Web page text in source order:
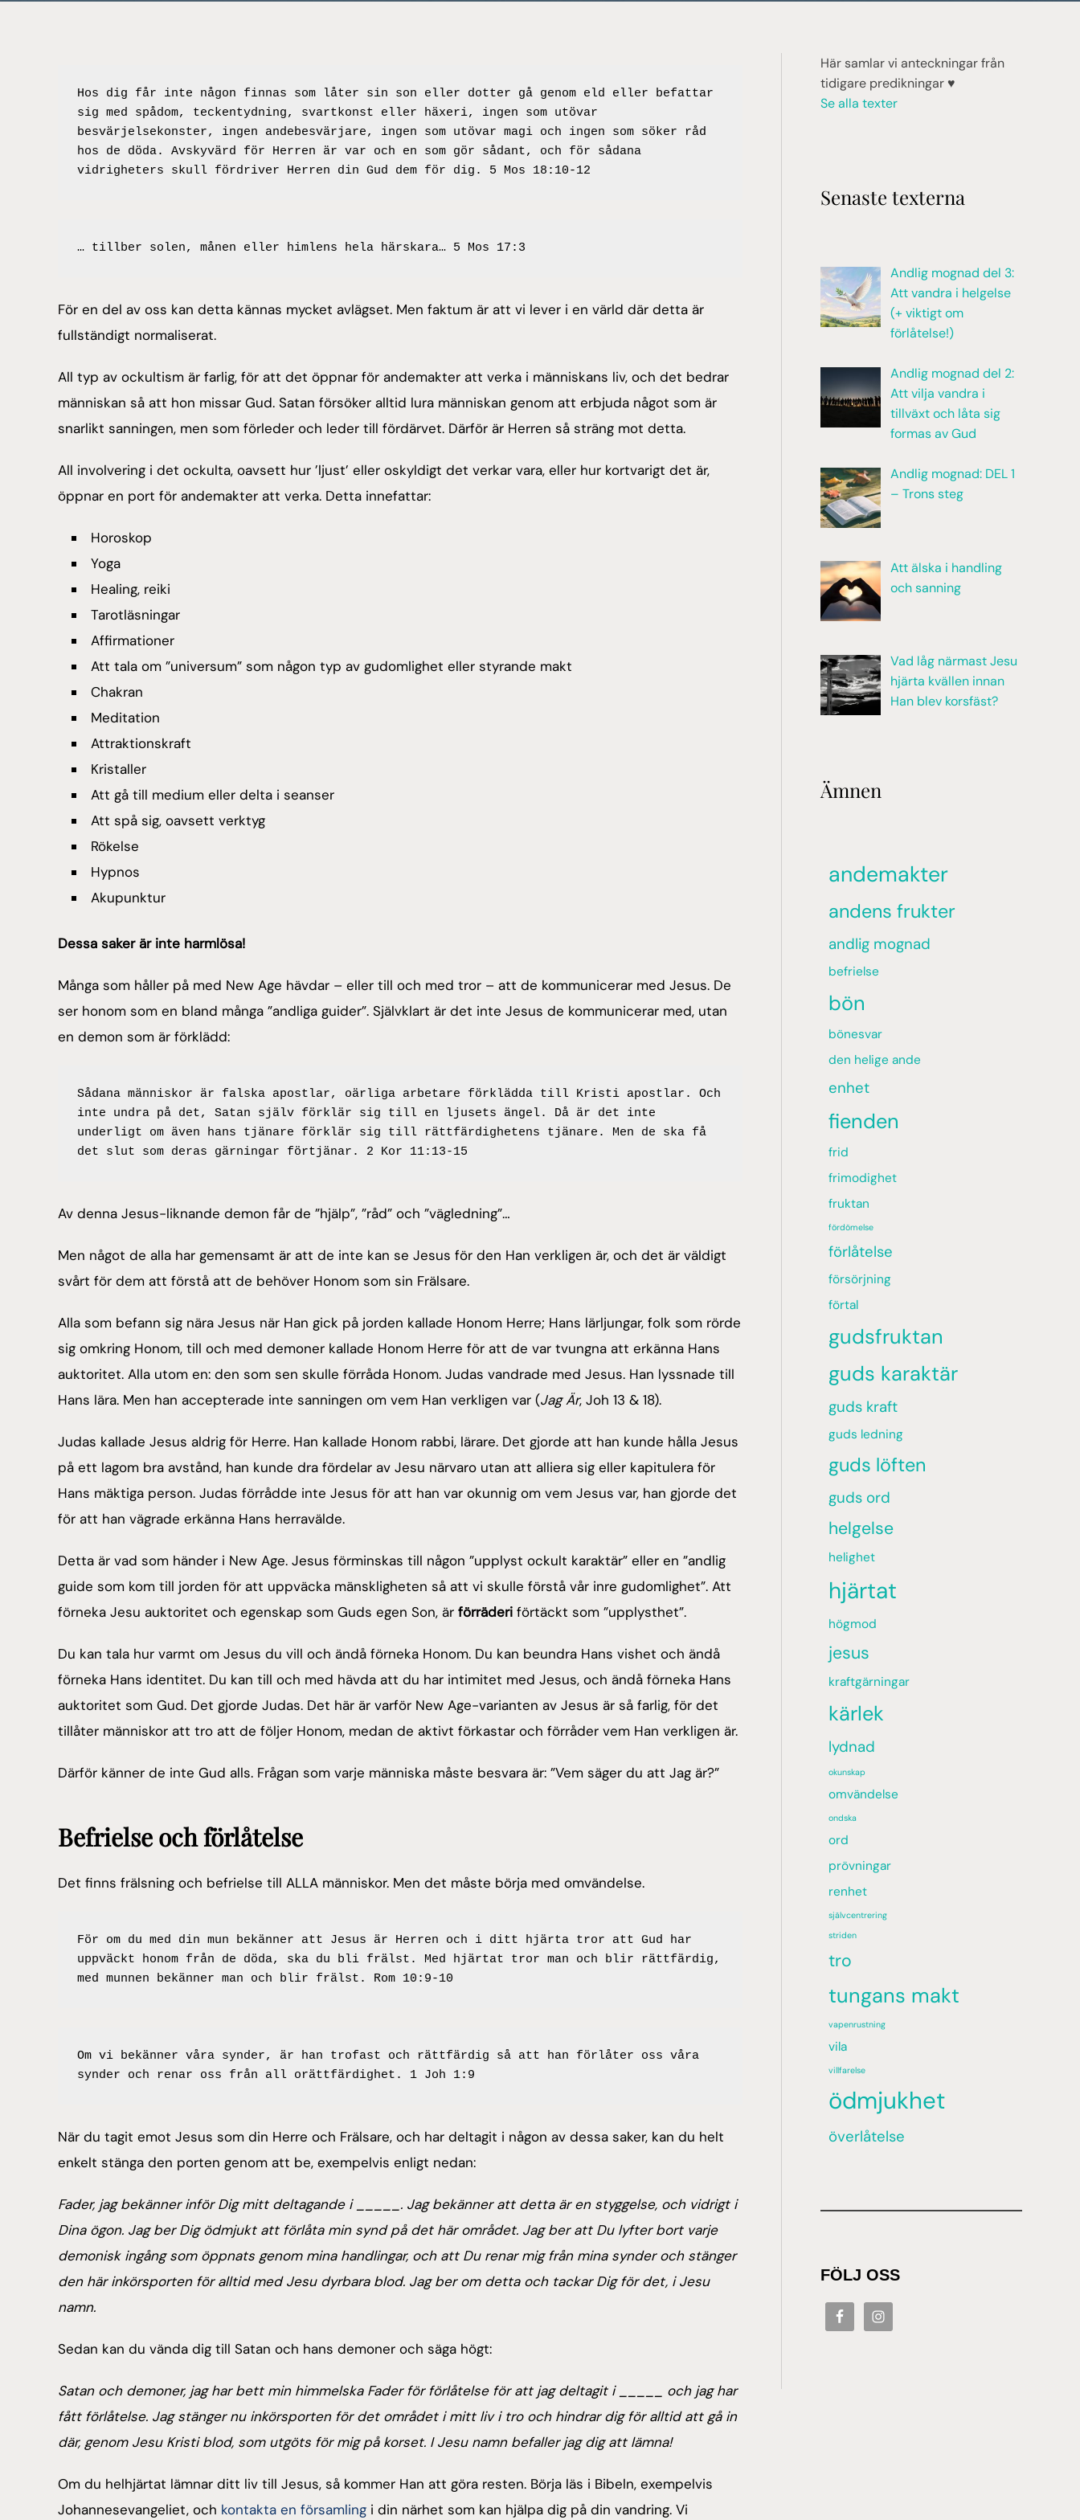
Hos dig får inte någon finnas som låter sin son eller dotter gå genom eld eller befattar
sig med spådom, teckentydning, svartkonst eller häxeri, ingen som utövar
besvärjelsekonster, ingen andebesvärjare, ingen som utövar magi och ingen som söker råd
hos de döda. Avskyvärd för Herren är var och en som gör sådant, och för sådana
vidrigheters skull fördriver Herren din Gud dem för dig. 5 Mos 18:10-12
… tillber solen, månen eller himlens hela härskara… 5 Mos 17:3
För en del av oss kan detta kännas mycket avlägset. Men faktum är att vi lever i en värld där detta är
fullständigt normaliserat.
All typ av ockultism är farlig, för att det öppnar för andemakter att verka i människans liv, och det bedrar
människan så att hon missar Gud. Satan försöker alltid lura människan genom att erbjuda något som är
snarlikt sanningen, men som förleder och leder till fördärvet. Därför är Herren så sträng mot detta.
All involvering i det ockulta, oavsett hur ’ljust’ eller oskyldigt det verkar vara, eller hur kortvarigt det är,
öppnar en port för andemakter att verka. Detta innefattar:
Horoskop
Yoga
Healing, reiki
Tarotläsningar
Affirmationer
Att tala om ”universum” som någon typ av gudomlighet eller styrande makt
Chakran
Meditation
Attraktionskraft
Kristaller
Att gå till medium eller delta i seanser
Att spå sig, oavsett verktyg
Rökelse
Hypnos
Akupunktur
Dessa saker är inte harmlösa!
Många som håller på med New Age hävdar – eller till och med tror – att de kommunicerar med Jesus. De
ser honom som en bland många ”andliga guider”. Självklart är det inte Jesus de kommunicerar med, utan
en demon som är förklädd:
Sådana människor är falska apostlar, oärliga arbetare förklädda till Kristi apostlar. Och
inte undra på det, Satan själv förklär sig till en ljusets ängel. Då är det inte
underligt om även hans tjänare förklär sig till rättfärdighetens tjänare. Men de ska få
det slut som deras gärningar förtjänar. 2 Kor 11:13-15
Av denna Jesus-liknande demon får de ”hjälp”, ”råd” och ”vägledning”…
Men något de alla har gemensamt är att de inte kan se Jesus för den Han verkligen är, och det är väldigt
svårt för dem att förstå att de behöver Honom som sin Frälsare.
Alla som befann sig nära Jesus när Han gick på jorden kallade Honom Herre; Hans lärljungar, folk som rörde
sig omkring Honom, till och med demoner kallade Honom Herre för att de var tvungna att erkänna Hans
auktoritet. Alla utom en: den som sen skulle förråda Honom. Judas vandrade med Jesus. Han lyssnade till
Hans lära. Men han accepterade inte sanningen om vem Han verkligen var (Jag Är, Joh 13 & 18).
Judas kallade Jesus aldrig för Herre. Han kallade Honom rabbi, lärare. Det gjorde att han kunde hålla Jesus
på ett lagom bra avstånd, han kunde dra fördelar av Jesu närvaro utan att alliera sig eller kapitulera för
Hans mäktiga person. Judas förrådde inte Jesus för att han var okunnig om vem Jesus var, han gjorde det
för att han vägrade erkänna Hans herravälde.
Detta är vad som händer i New Age. Jesus förminskas till någon ”upplyst ockult karaktär” eller en ”andlig
guide som kom till jorden för att uppväcka mänskligheten så att vi skulle förstå vår inre gudomlighet”. Att
förneka Jesu auktoritet och egenskap som Guds egen Son, är förräderi förtäckt som ”upplysthet”.
Du kan tala hur varmt om Jesus du vill och ändå förneka Honom. Du kan beundra Hans vishet och ändå
förneka Hans identitet. Du kan till och med hävda att du har intimitet med Jesus, och ändå förneka Hans
auktoritet som Gud. Det gjorde Judas. Det här är varför New Age-varianten av Jesus är så farlig, för det
tillåter människor att tro att de följer Honom, medan de aktivt förkastar och förråder vem Han verkligen är.
Därför känner de inte Gud alls. Frågan som varje människa måste besvara är: ”Vem säger du att Jag är?”
Befrielse och förlåtelse
Det finns frälsning och befrielse till ALLA människor. Men det måste börja med omvändelse.
För om du med din mun bekänner att Jesus är Herren och i ditt hjärta tror att Gud har
uppväckt honom från de döda, ska du bli frälst. Med hjärtat tror man och blir rättfärdig,
med munnen bekänner man och blir frälst. Rom 10:9-10
Om vi bekänner våra synder, är han trofast och rättfärdig så att han förlåter oss våra
synder och renar oss från all orättfärdighet. 1 Joh 1:9
När du tagit emot Jesus som din Herre och Frälsare, och har deltagit i någon av dessa saker, kan du helt
enkelt stänga den porten genom att be, exempelvis enligt nedan:
Fader, jag bekänner inför Dig mitt deltagande i _____. Jag bekänner att detta är en styggelse, och vidrigt i
Dina ögon. Jag ber Dig ödmjukt att förlåta min synd på det här området. Jag ber att Du lyfter bort varje
demonisk ingång som öppnats genom mina handlingar, och att Du renar mig från mina synder och stänger
den här inkörsporten för alltid med Jesu dyrbara blod. Jag ber om detta och tackar Dig för det, i Jesu
namn.
Sedan kan du vända dig till Satan och hans demoner och säga högt:
Satan och demoner, jag har bett min himmelska Fader för förlåtelse för att jag deltagit i _____ och jag har
fått förlåtelse. Jag stänger nu inkörsporten för det området i mitt liv i tro och hindrar dig för alltid att gå in
där, genom Jesu Kristi blod, som utgöts för mig på korset. I Jesu namn befaller jag dig att lämna!
Om du helhjärtat lämnar ditt liv till Jesus, så kommer Han att göra resten. Börja läs i Bibeln, exempelvis
Johannesevangeliet, och kontakta en församling i din närhet som kan hjälpa dig på din vandring. Vi
Här samlar vi anteckningar från
tidigare predikningar ♥︎
Se alla texter
Senaste texterna
Andlig mognad del 3:
Att vandra i helgelse
(+ viktigt om
förlåtelse!)
Andlig mognad del 2:
Att vilja vandra i
tillväxt och låta sig
formas av Gud
Andlig mognad: DEL 1
– Trons steg
Att älska i handling
och sanning
Vad låg närmast Jesu
hjärta kvällen innan
Han blev korsfäst?
Ämnen
andemakter
andens frukter
andlig mognad
befrielse
bön
bönesvar
den helige ande
enhet
fienden
frid
frimodighet
fruktan
fördömelse
förlåtelse
försörjning
förtal
gudsfruktan
guds karaktär
guds kraft
guds ledning
guds löften
guds ord
helgelse
helighet
hjärtat
högmod
jesus
kraftgärningar
kärlek
lydnad
okunskap
omvändelse
ondska
ord
prövningar
renhet
självcentrering
striden
tro
tungans makt
vapenrustning
vila
villfarelse
ödmjukhet
överlåtelse
FÖLJ OSS